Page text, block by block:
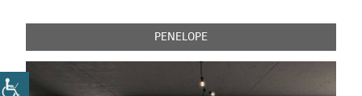
PENELOPE